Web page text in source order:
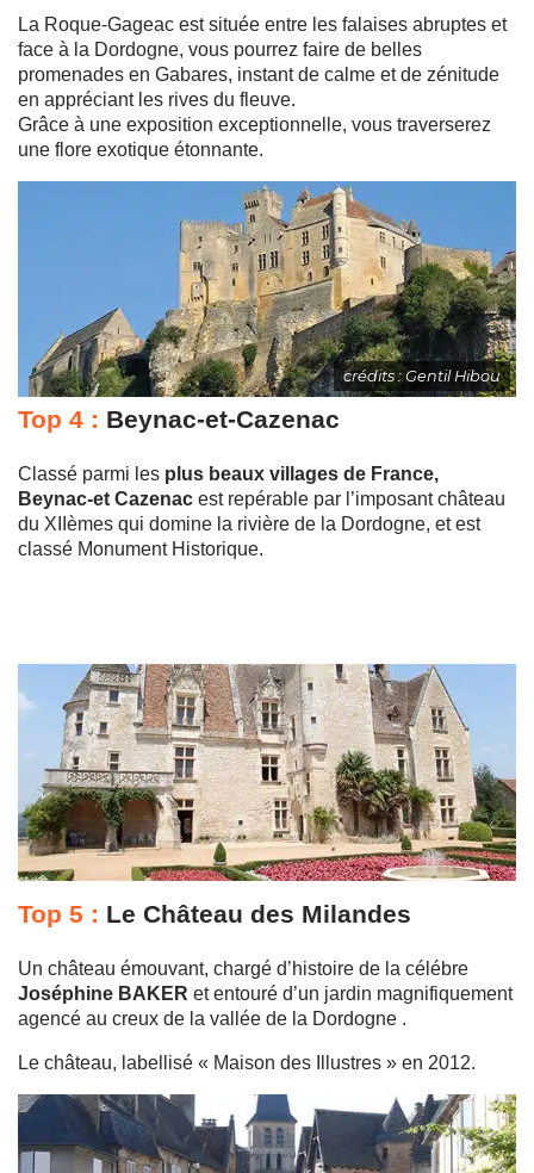
La Roque-Gageac est située entre les falaises abruptes et
face à la Dordogne, vous pourrez faire de belles
promenades en Gabares, instant de calme et de zénitude
en appréciant les rives du fleuve.
Grâce à une exposition exceptionnelle, vous traverserez
une flore exotique étonnante.
crédits : Gentil Hibou
Top 4 : Beynac-et-Cazenac
Classé parmi les plus beaux villages de France,
Beynac-et Cazenac est repérable par l’imposant château
du XIIèmes qui domine la rivière de la Dordogne, et est
classé Monument Historique.
Top 5 : Le Château des Milandes
Un château émouvant, chargé d’histoire de la célébre
Joséphine BAKER etentouré d’un jardin magnifiquement
agencé au creux de la vallée de la Dordogne .
Le château, labellisé « Maison des Illustres » en 2012.